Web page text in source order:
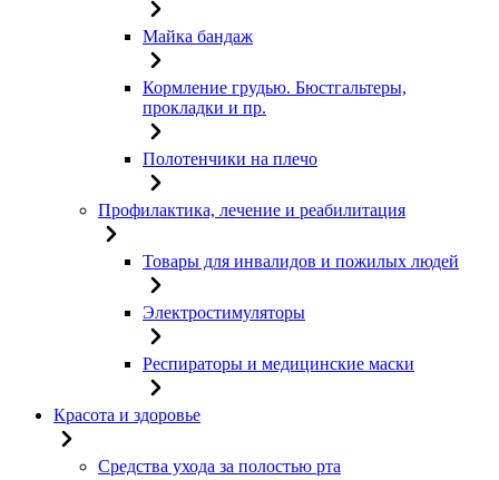
Майка бандаж
Кормление грудью. Бюстгальтеры,
прокладки и пр.
Полотенчики на плечо
Профилактика, лечение и реабилитация
Товары для инвалидов и пожилых людей
Электростимуляторы
Респираторы и медицинские маски
Красота и здоровье
Средства ухода за полостью рта